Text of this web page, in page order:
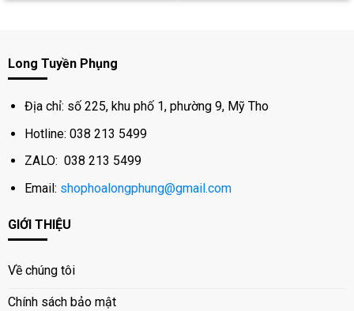
Long Tuyền Phụng
Địa chỉ: số 225, khu phố 1, phường 9, Mỹ Tho
Hotline: 038 213 5499
ZALO: 038 213 5499
Email: shophoalongphung@gmail.com
GIỚI THIỆU
Về chúng tôi
Chính sách bảo mật